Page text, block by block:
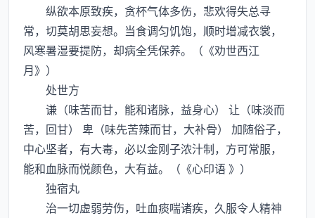
纵欲本原致疾，贪杯气体多伤，悲欢得失总寻
常，切莫胡思妄想。当食调匀饥饱，顺时增减衣裳，
风寒暑湿要提防，却病全凭保养。（《劝世西江
月》）
处世方
谦（味苦而甘，能和诸脉，益身心） 让（味淡而
苦，回甘） 卑（味先苦辣而甘，大补骨） 加随俗子，
中心坚者，有大毒，必以金刚子浓汁制，方可常服，
能和血脉而悦颜色，大有益。（《心印语 》）
独宿丸
治一切虚弱劳伤，吐血痰喘诸疾，久服令人精神